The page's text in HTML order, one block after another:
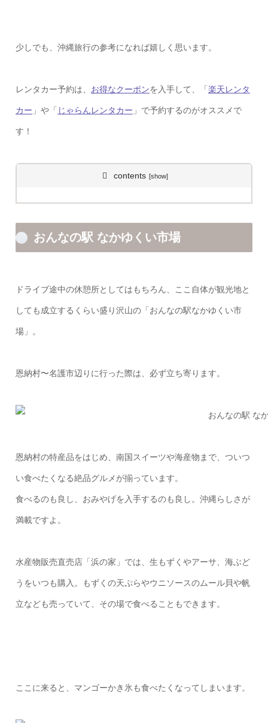
少しでも、沖縄旅行の参考になれば嬉しく思います。
レンタカー予約は、 お得なクーポンを入手して、「 楽天レンタ
カー 」や「 じゃらんレンタカー 」で予約するのがオススメで
す！
contents
おんなの駅 なかゆくい市場
ドライブ途中の休憩所としてはもちろん、ここ自体が観光地と
しても成立するくらい盛り沢山の「おんなの駅なかゆくい市
場」。
恩納村〜名護市辺りに行った際は、必ず立ち寄ります。
恩納村の特産品をはじめ、南国スイーツや海産物まで、ついつ
い食べたくなる絶品グルメが揃っています。
食べるのも良し、おみやげを入手するのも良し。沖縄らしさが
満載ですよ。
水産物販売直売店「浜の家」では、生もずくやアーサ、海ぶど
うをいつも購入。もずくの天ぷらやウニソースのムール貝や帆
立なども売っていて、その場で食べることもできます。
ここに来ると、マンゴーかき氷も食べたくなってしまいます。